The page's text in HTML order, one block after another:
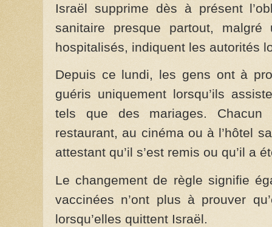
Israël supprime dès à présent
sanitaire presque partout,
hospitalisés, indiquent les autorités
Depuis ce lundi, les gens ont à
guéris uniquement lorsqu’ils
tels que des mariages.
restaurant, au cinéma ou à l’hôtel
attestant qu’il s’est remis ou qu’il a
Le changement de règle signifie
vaccinées n’ont plus à prouver
lorsqu’elles quittent Israël.